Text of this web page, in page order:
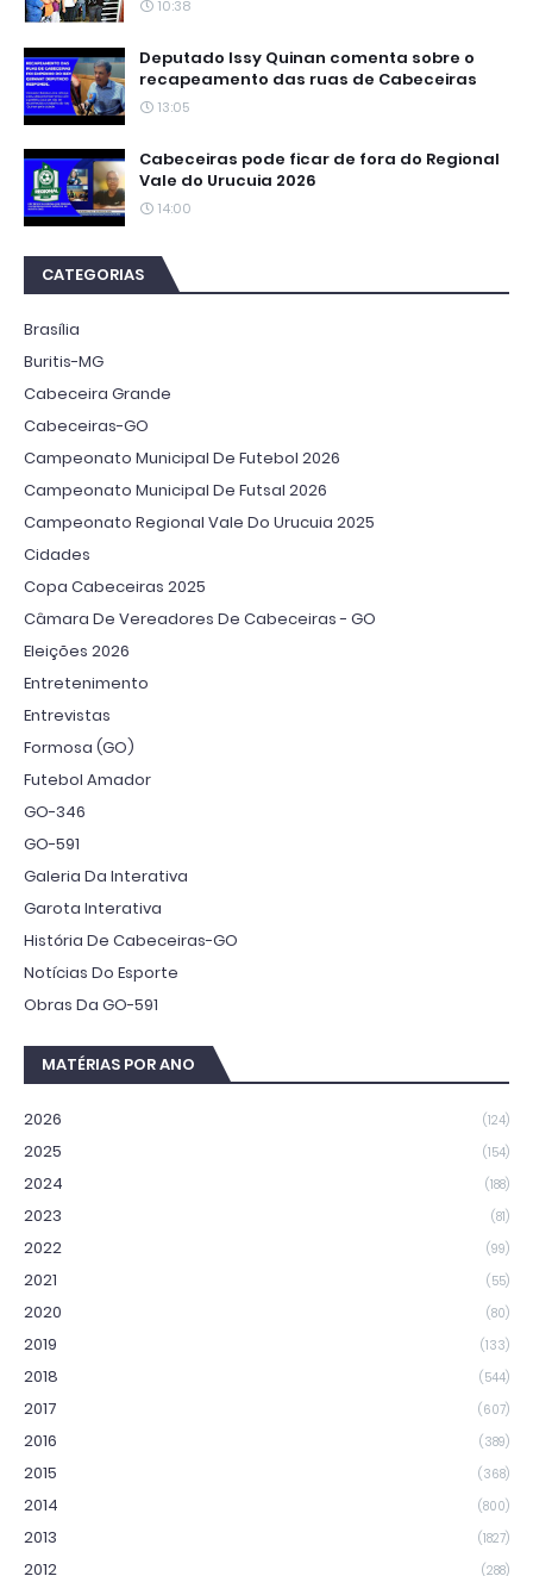
10:38
Deputado Issy Quinan comenta sobre o
recapeamento das ruas de Cabeceiras
13:05
Cabeceiras pode ficar de fora do Regional
Vale do Urucuia 2026
14:00
CATEGORIAS
Brasília
Buritis-MG
Cabeceira Grande
Cabeceiras-GO
Campeonato Municipal De Futebol 2026
Campeonato Municipal De Futsal 2026
Campeonato Regional Vale Do Urucuia 2025
Cidades
Copa Cabeceiras 2025
Câmara De Vereadores De Cabeceiras - GO
Eleições 2026
Entretenimento
Entrevistas
Formosa (GO)
Futebol Amador
GO-346
GO-591
Galeria Da Interativa
Garota Interativa
História De Cabeceiras-GO
Notícias Do Esporte
Obras Da GO-591
MATÉRIAS POR ANO
2026 (124)
2025 (154)
2024 (188)
2023 (81)
2022 (99)
2021 (55)
2020 (80)
2019 (133)
2018 (544)
2017 (607)
2016 (389)
2015 (368)
2014 (800)
2013 (1827)
2012 (288)